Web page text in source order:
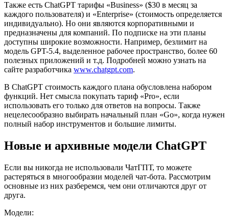
Также есть ChatGPT тарифы «Business» ($30 в месяц за
каждого пользователя) и «Enterprise» (стоимость определяется
индивидуально). Но они являются корпоративными и
предназначены для компаний. По подписке на эти планы
доступны широкие возможности. Например, безлимит на
модель GPT-5.4, выделенное рабочее пространство, более 60
полезных приложений и т.д. Подробней можно узнать на
сайте разработчика www.chatgpt.com.
В ChatGPT стоимость каждого плана обусловлена набором
функций. Нет смысла покупать тариф «Pro», если
использовать его только для ответов на вопросы. Также
нецелесообразно выбирать начальный план «Go», когда нужен
полный набор инструментов и большие лимиты.
Новые и архивные модели ChatGPT
Если вы никогда не использовали ЧатГПТ, то можете
растеряться в многообразии моделей чат-бота. Рассмотрим
основные из них разберемся, чем они отличаются друг от
друга.
Модели: